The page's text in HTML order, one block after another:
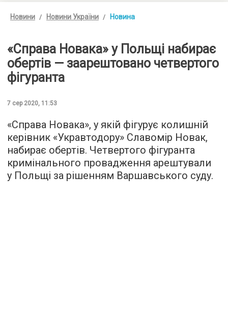
Новини Новини України Новина
«Справа Новака» у Польщі набирає
обертів — заарештовано четвертого
фігуранта
7 сер 2020, 11:53
«Справа Новака», у якій фігурує колишній
керівник «Укравтодору» Славомір Новак,
набирає обертів. Четвертого фігуранта
кримінального провадження арештували
у Польщі за рішенням Варшавського суду.